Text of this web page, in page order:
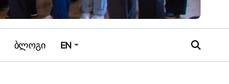
ბლოგი EN